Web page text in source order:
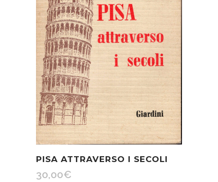
PISA ATTRAVERSO I SECOLI
30,00€